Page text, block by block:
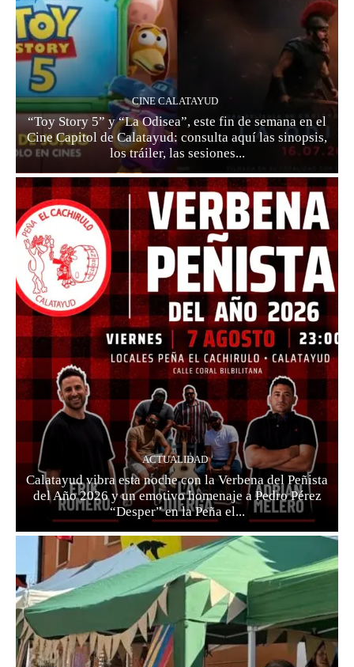
CINE CALATAYUD
“Toy Story 5” y “La Odisea”, este fin de semana en el
Cine Capitol de Calatayud: consulta aquí las sinopsis,
los tráiler, las sesiones...
ACTUALIDAD
Calatayud vibra esta noche con la Verbena del Peñista
del Año 2026 y un emotivo homenaje a Pedro Pérez
“Desper” en la Peña el...